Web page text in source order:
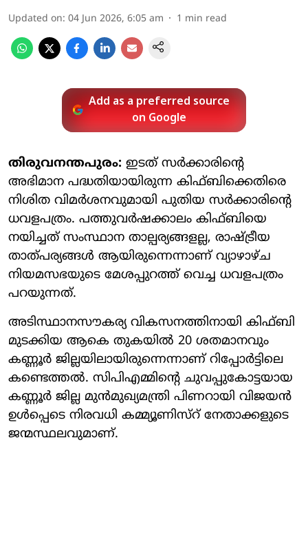
Updated on: 04 Jun 2026, 6:05 am 1 min read
Add as a preferred source
on Google
തിരുവനന്തപുരം: ഇടത് സര്‍ക്കാരിന്റെ
അഭിമാന പദ്ധതിയായിരുന്ന കിഫ്ബിക്കെതിരെ
നിശിത വിമര്‍ശനവുമായി പുതിയ സര്‍ക്കാരിന്റെ
ധവളപത്രം. പത്തുവര്‍ഷക്കാലം കിഫ്ബിയെ
നയിച്ചത് സംസ്ഥാന താല്പര്യങ്ങളല്ല, രാഷ്ട്രീയ
താത്പര്യങ്ങള്‍ ആയിരുന്നെന്നാണ് വ്യാഴാഴ്ച
നിയമസഭയുടെ മേശപ്പുറത്ത് വെച്ച ധവളപത്രം
പറയുന്നത്.
അടിസ്ഥാനസൗകര്യ വികസനത്തിനായി കിഫ്ബി
മുടക്കിയ ആകെ തുകയില്‍ 20 ശതമാനവും
കണ്ണൂര്‍ ജില്ലയിലായിരുന്നെന്നാണ് റിപ്പോര്‍ട്ടിലെ
കണ്ടെത്തല്‍. സിപിഎമ്മിന്റെ ചുവപ്പുകോട്ടയായ
കണ്ണൂര്‍ ജില്ല മുന്‍മുഖ്യമന്ത്രി പിണറായി വിജയന്‍
ഉള്‍പ്പെടെ നിരവധി കമ്മ്യൂണിസ്‌റ് നേതാക്കളുടെ
ജന്മസ്ഥലവുമാണ്.